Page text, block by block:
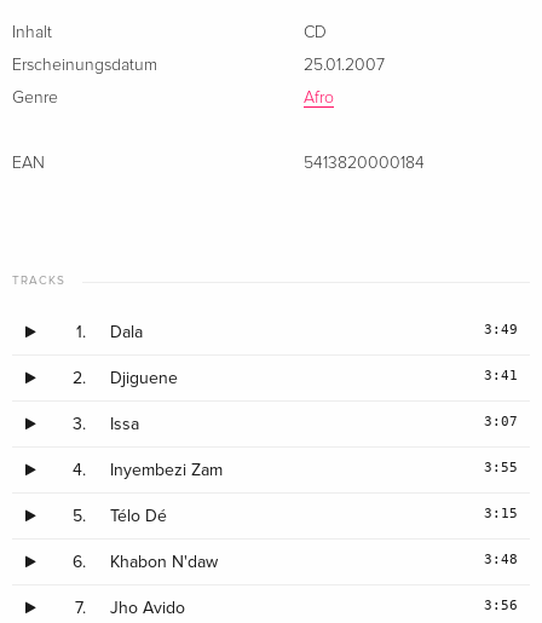
Inhalt
CD
Erscheinungsdatum
25.01.2007
Genre
Afro
EAN 5413820000184
TRACKS
1. Dala 3:49
2. Djiguene 3:41
3. Issa 3:07
4. Inyembezi Zam 3:55
5. Télo Dé 3:15
6. Khabon N'daw 3:48
7. Jho Avido 3:56